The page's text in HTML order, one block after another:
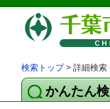
検索トップ> 詳細検索
かんたん